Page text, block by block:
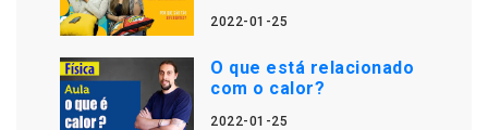
2022-01-25
O que está relacionado
com o calor?
2022-01-25